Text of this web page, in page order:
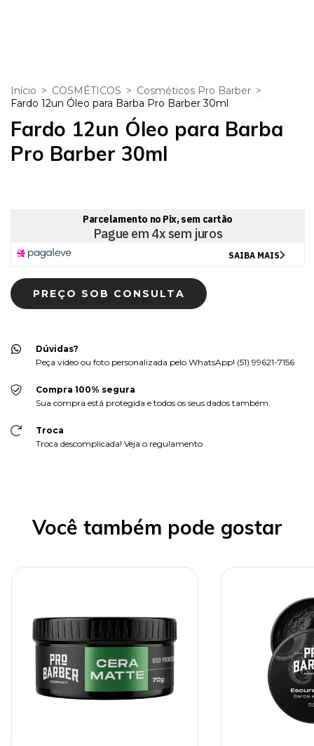
Início > COSMÉTICOS > Cosméticos Pro Barber >
Fardo 12un Óleo para Barba Pro Barber 30ml
Fardo 12un Óleo para Barba
Pro Barber 30ml
Dúvidas?
Peça vídeo ou foto personalizada pelo WhatsApp! (51) 99621-7156
Compra 100% segura
Sua compra está protegida e todos os seus dados também.
Troca
Troca descomplicada! Veja o regulamento
Você também pode gostar